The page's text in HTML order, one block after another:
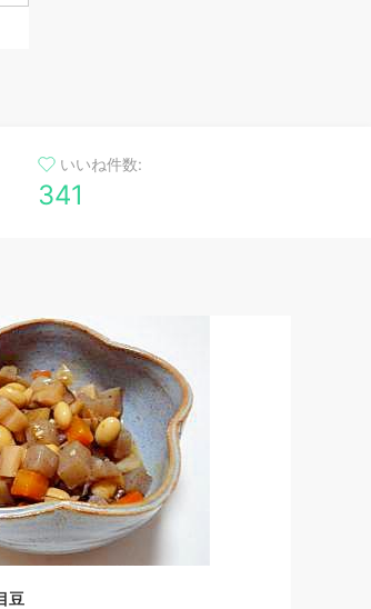
いいね件数:
341
わたしのクロワッサン
スタンダードなパンだから、
ると思いますが、 わたしの
んな感じです。